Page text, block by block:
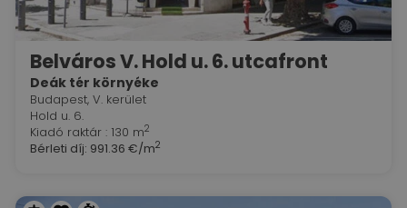
Belváros V. Hold u. 6. utcafront
Deák tér környéke
Budapest, V. kerület
Hold u. 6.
Kiadó raktár : 130 m2
Bérleti díj: 991.36 €/m2